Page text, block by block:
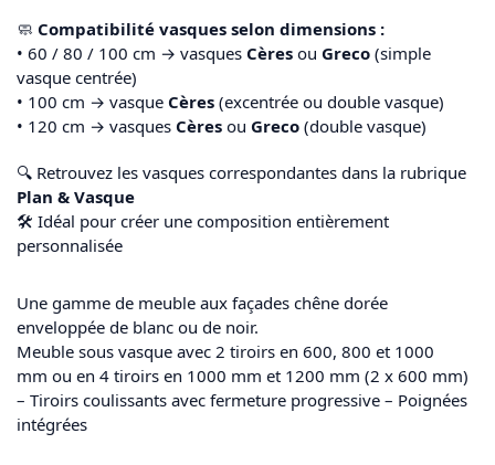
🧼 Compatibilité vasques selon dimensions :
• 60 / 80 / 100 cm → vasques Cères ou Greco (simple
vasque centrée)
• 100 cm → vasque Cères (excentrée ou double vasque)
• 120 cm → vasques Cères ou Greco (double vasque)
🔍 Retrouvez les vasques correspondantes dans la rubrique
Plan & Vasque
🛠️ Idéal pour créer une composition entièrement
personnalisée
Une gamme de meuble aux façades chêne dorée
enveloppée de blanc ou de noir.
Meuble sous vasque avec 2 tiroirs en 600, 800 et 1000
mm ou en 4 tiroirs en 1000 mm et 1200 mm (2 x 600 mm)
– Tiroirs coulissants avec fermeture progressive – Poignées
intégrées